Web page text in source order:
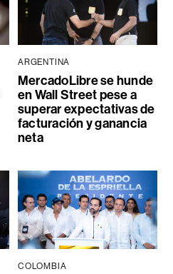
ARGENTINA
MercadoLibre se hunde
en Wall Street pese a
superar expectativas de
facturación y ganancia
neta
COLOMBIA